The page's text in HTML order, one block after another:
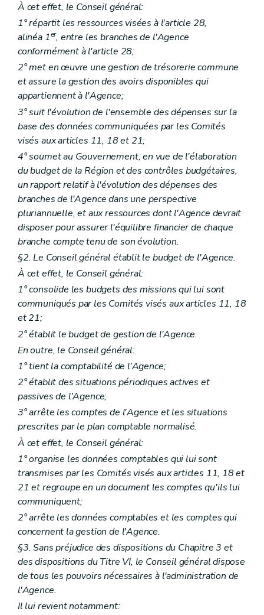
Art. 157/1
Art. 157/2
Livre III Aide aux familles
Titre Ier
Services Espaces-Rencontres
Chapitre Ier
Définitions et missions
Section 1
Définitions
Art. 166
Section 2 Missions
Art. 167
Chapitre II
Agrément
Section 1
re
Conditions d'agrément
Art. 168
Art. 169
Art. 170
Section 2
Procédure d'octroi
Art. 171
Art. 172
Chapitre III Fonctionnement
Art. 173
Art. 174
Art. 175
Art. 176
Chapitre IV Subventionnement
Art. 177
Art. 178
Chapitre V Contrôle et sanctions
Section (...)
Art. 179
Sous-section 1
re
Suspension, retrait
Art. 180
Art. 181
Sous-section 2 Sanctions pénales
Art. 182
Titre II Centres et fédérations de centres de planning et de consultation familiale et conjugale
Chapitre Ier
Art. 183
Art. 184
Art. 185
Chapitre II Centres de planning familial
Section 1
Définitions
Art. 186
Art. 187
Art. 188
Section 2
Sous-section 1
Généralités
Art. 189
Sous-section 2 Pôle accueil et gestion des demandes
Art. 190
Sous-section 3 Pôle accompagnement pluridisciplinaire
Art. 191
Art. 192
Sous-section 4
À cet effet, le Conseil général:
1° répartit les ressources visées à l'article 28,
alinéa 1er, entre les branches de l'Agence
conformément à l'article 28;
2° met en œuvre une gestion de trésorerie commune
et assure la gestion des avoirs disponibles qui
appartiennent à l'Agence;
3° suit l'évolution de l'ensemble des dépenses sur la
base des données communiquées par les Comités
visés aux articles 11, 18 et 21;
4° soumet au Gouvernement, en vue de l'élaboration
du budget de la Région et des contrôles budgétaires,
un rapport relatif à l'évolution des dépenses des
branches de l'Agence dans une perspective
pluriannuelle, et aux ressources dont l'Agence devrait
disposer pour assurer l'équilibre financier de chaque
branche compte tenu de son évolution.
§2. Le Conseil général établit le budget de l'Agence.
À cet effet, le Conseil général:
1° consolide les budgets des missions qui lui sont
communiqués par les Comités visés aux articles 11, 18
et 21;
2° établit le budget de gestion de l'Agence.
En outre, le Conseil général:
1° tient la comptabilité de l'Agence;
2° établit des situations périodiques actives et
passives de l'Agence;
3° arrête les comptes de l'Agence et les situations
prescrites par le plan comptable normalisé.
À cet effet, le Conseil général:
1° organise les données comptables qui lui sont
transmises par les Comités visés aux articles 11, 18 et
21 et regroupe en un document les comptes qu'ils lui
communiquent;
2° arrête les données comptables et les comptes qui
concernent la gestion de l'Agence.
§3. Sans préjudice des dispositions du Chapitre 3 et
des dispositions du Titre VI, le Conseil général dispose
de tous les pouvoirs nécessaires à l'administration de
l'Agence.
Il lui revient notamment: